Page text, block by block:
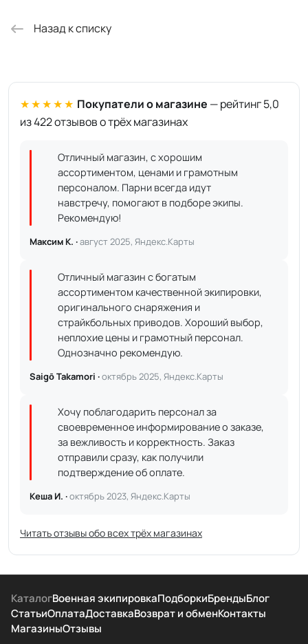
Назад к списку
★★★★★ Покупатели о магазине — рейтинг 5,0
из 422 отзывов о трёх магазинах
Отличный магазин, с хорошим
ассортиментом, ценами и грамотным
персоналом. Парни всегда идут
навстречу, помогают в подборе экипы.
Рекомендую!
Максим К. ·август 2025, Яндекс.Карты
Отличный магазин с богатым
ассортиментом качественной экипировки,
оригинального снаряжения и
страйкбольных приводов. Хороший выбор,
неплохие цены и грамотный персонал.
Однозначно рекомендую.
Saigō Takamori ·октябрь 2025, Яндекс.Карты
Хочу поблагодарить персонал за
своевременное информирование о заказе,
за вежливость и корректность. Заказ
отправили сразу, как получили
подтверждение об оплате.
Кеша И. ·октябрь 2023, Яндекс.Карты
Читать отзывы обо всех трёх магазинах
КаталогВоенная экипировкаПодборкиБрендыБлог
СтатьиОплатаДоставкаВозврат и обменКонтакты
МагазиныОтзывы